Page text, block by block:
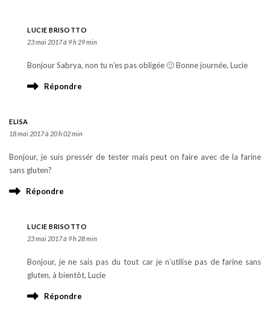
LUCIE BRISOTTO
23 mai 2017 à 9 h 29 min
Bonjour Sabrya, non tu n’es pas obligée 🙂 Bonne journée, Lucie
Répondre
ELISA
18 mai 2017 à 20 h 02 min
Bonjour, je suis pressér de tester mais peut on faire avec de la farine
sans gluten?
Répondre
LUCIE BRISOTTO
23 mai 2017 à 9 h 28 min
Bonjour, je ne sais pas du tout car je n’utilise pas de farine sans
gluten, à bientôt, Lucie
Répondre